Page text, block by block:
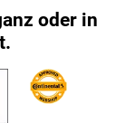
oder in